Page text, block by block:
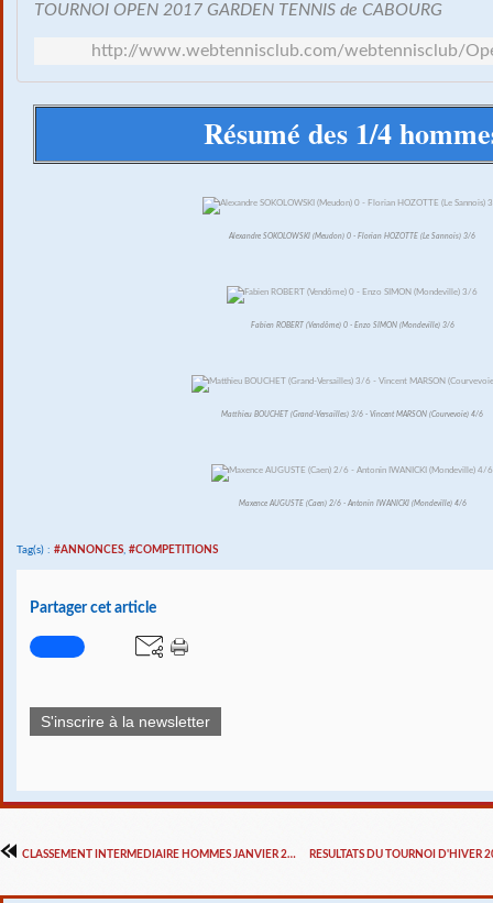
TOURNOI OPEN 2017 GARDEN TENNIS de CABOURG
http://www.webtennisclub.com/webtennisclub/
Résumé des 1/4
Alexandre SOKOLOWSKI (Meudon) 0 - Florian HOZOTTE (Le Sannois) 3/6
Fabien ROBERT (Vendôme) 0 - Enzo SIMON (Mondeville) 3/6
Matthieu BOUCHET (Grand-Versailles) 3/6 - Vincent MARSON (Courvevoie) 4/6
Maxence AUGUSTE (Caen) 2/6 - Antonin IWANICKI (Mondeville) 4/6
Tag(s) : #ANNONCES, #COMPETITIONS
Partager cet article
S'inscrire à la newsletter
CLASSEMENT INTERMEDIAIRE HOMMES JANVIER 2017